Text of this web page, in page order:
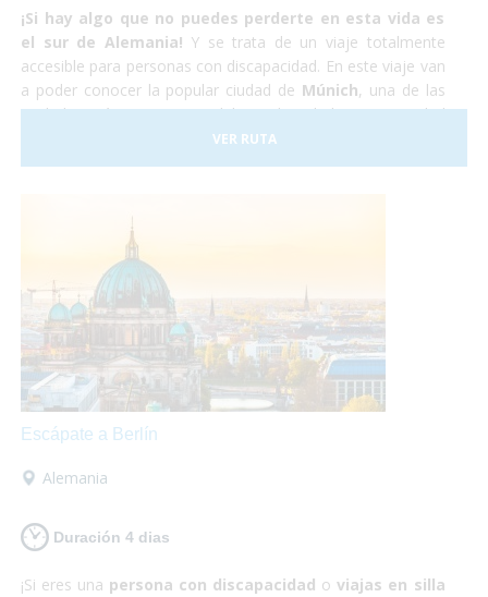
¡Si hay algo que no puedes perderte en esta vida es
el sur de Alemania! Y se trata de un viaje totalmente
accesible para personas con discapacidad. En este viaje van
a poder conocer la popular ciudad de Múnich, una de las
ciudades más importantes del mundo, y la hermosa ciudad
. No lo dudes más y atrévete
aviajar en tu silla de ruedaspor el sur de Alemania.
VER RUTA
Escápate a Berlín
Alemania
Duración 4 dias
¡Si eres una persona con discapacidad oviajas en silla